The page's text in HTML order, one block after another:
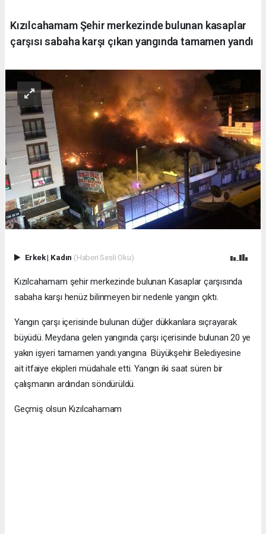
Kızılcahamam Şehir merkezinde bulunan kasaplar
çarşısı sabaha karşı çıkan yangında tamamen yandı
Erkek| Kadın (Haberi Sesli Oku)
Kızılcahamam şehir merkezinde bulunan Kasaplar çarşısında
sabaha karşı henüz bilinmeyen bir nedenle yangın çıktı.
Yangın çarşı içerisinde bulunan düğer dükkanlara sıçrayarak
büyüdü. Meydana gelen yangında çarşı içerisinde bulunan 20 ye
yakın işyeri tamamen yandı.yangına Büyükşehir Belediyesine
ait itfaiye ekipleri müdahale etti. Yangın iki saat süren bir
çalışmanın ardından söndürüldü.
Geçmiş olsun Kızılcahamam